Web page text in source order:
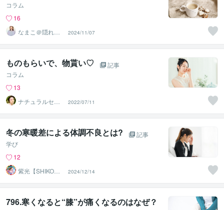
コラム
16
なまこ＠隠れ陰
キャお姉さん
2024/11/07
ものもらいで、物貰い♡
記事
コラム
13
ナチュラルセラ
ピスト ♡つき
な♡
2022/07/11
冬の寒暖差による体調不良とは?
記事
学び
12
紫光【SHIKO】
遠隔透視鑑定士
2024/12/14
796.寒くなると“膝”が痛くなるのはなぜ？